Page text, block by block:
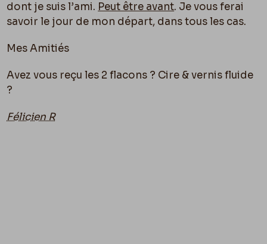
dont je suis l’ami. Peut être avant. Je vous ferai
savoir le jour de mon départ, dans tous les cas.
Mes Amitiés
Avez vous reçu les 2 flacons ? Cire & vernis fluide
?
Félicien R